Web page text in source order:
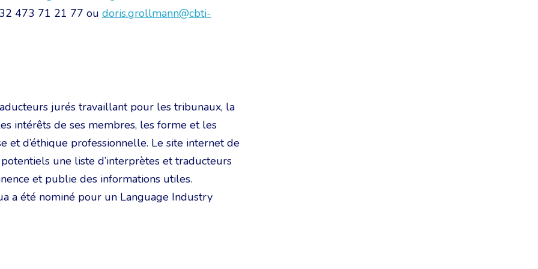
473 71 21 77 ou doris.grollmann@cbti-
jurés travaillant pour les tribunaux, la
intérêts de ses membres, les forme et les
d’éthique professionnelle. Le site internet de
une liste d’interprètes et traducteurs
et publie des informations utiles.
a été nominé pour un Language Industry